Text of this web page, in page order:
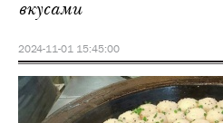
вкусами
2024-11-01 15:45:00